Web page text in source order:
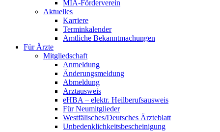
MIA-Förderverein
Aktuelles
Karriere
Terminkalender
Amtliche Bekanntmachungen
Für Ärzte
Mitgliedschaft
Anmeldung
Änderungsmeldung
Abmeldung
Arztausweis
eHBA – elektr. Heilberufsausweis
Für Neumitglieder
Westfälisches/Deutsches Ärzteblatt
Unbedenklichkeitsbescheinigung